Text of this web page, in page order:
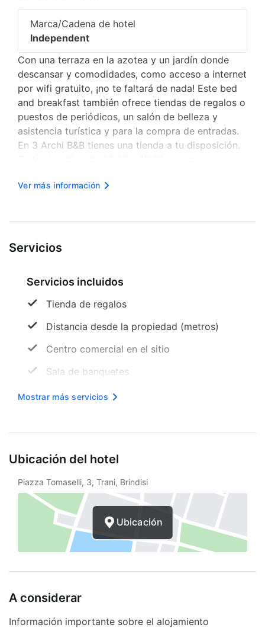
Marca/Cadena de hotel
Independent
Con una terraza en la azotea y un jardín donde
descansar y comodidades, como acceso a internet
por wifi gratuito, ¡no te faltará de nada! Este bed
and breakfast también ofrece tiendas de regalos o
puestos de periódicos, un salón de belleza y
asistencia turística y para la compra de entradas.
En 3 Archi B&B tienes una tienda a tu disposición.
exprés, check-out exprés y resguardo de equipaje
Ver más información
Servicios
Servicios incluidos
Tienda de regalos
Distancia desde la propiedad (metros)
Centro comercial en el sitio
Sala de banquetes
Salón de baile
Mobiliario exterior
Estacionamiento en la calle
Entrada exprés
Refrigerador compartido
Internet inalámbrico en cortesía
Vista al jardín
Asistencia turística
Desayuno continental gratuito
Mostrar más servicios
Ubicación del hotel
Piazza Tomaselli, 3, Trani, Brindisi
Ubicación
A considerar
Información importante sobre el alojamiento